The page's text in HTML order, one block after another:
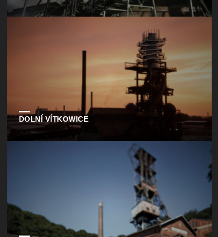
DOLNÍ VÍTKOWICE